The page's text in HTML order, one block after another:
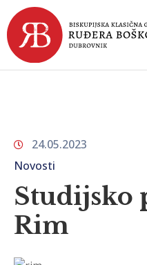
POČETNA
DOKUMENTI
KONTAKT
24.05.2023
Novosti
Studijsko
Rim